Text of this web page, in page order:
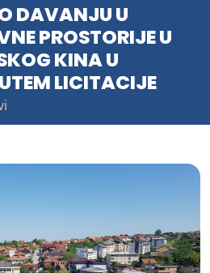
DAVANJU U
PROSTORIJE U
KINA U
LICITACIJE